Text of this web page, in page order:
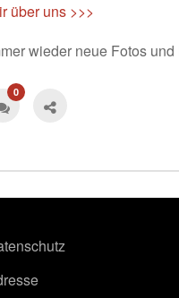
über uns >>>
wieder neue Fotos
0